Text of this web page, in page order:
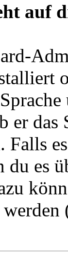
auf
er das
Falls
du es